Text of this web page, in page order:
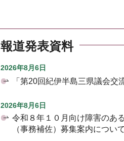
報道発表資料
2026年8月6日
「第20回紀伊半島三県議会交
2026年8月6日
令和８年１０月向け障害のあ
（事務補佐）募集案内について